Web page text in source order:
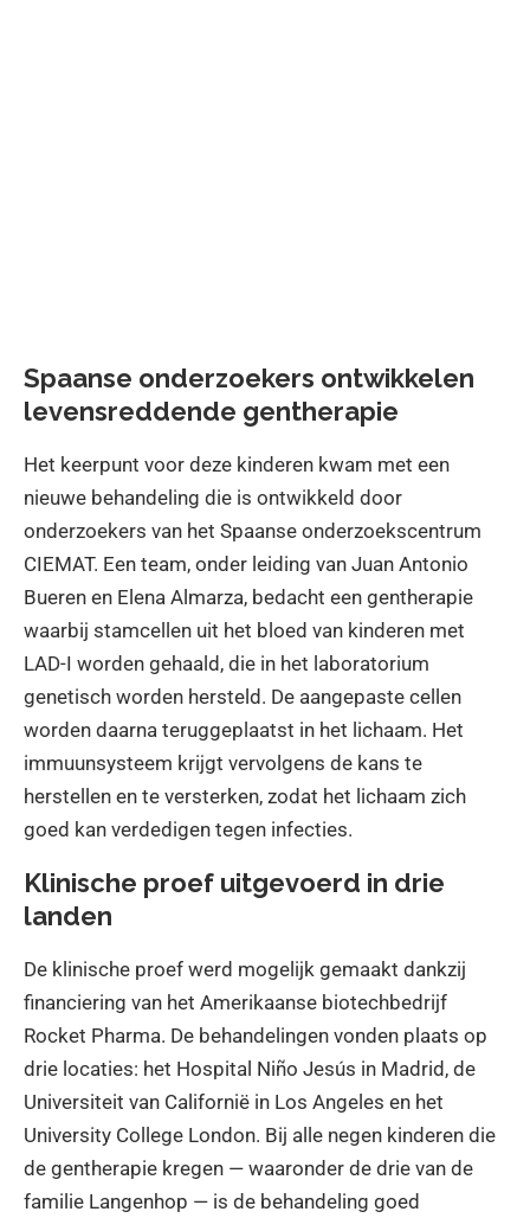
Spaanse onderzoekers ontwikkelen
levensreddende gentherapie
Het keerpunt voor deze kinderen kwam met een
nieuwe behandeling die is ontwikkeld door
onderzoekers van het Spaanse onderzoekscentrum
CIEMAT. Een team, onder leiding van Juan Antonio
Bueren en Elena Almarza, bedacht een gentherapie
waarbij stamcellen uit het bloed van kinderen met
LAD-I worden gehaald, die in het laboratorium
genetisch worden hersteld. De aangepaste cellen
worden daarna teruggeplaatst in het lichaam. Het
immuunsysteem krijgt vervolgens de kans te
herstellen en te versterken, zodat het lichaam zich
goed kan verdedigen tegen infecties.
Klinische proef uitgevoerd in drie
landen
De klinische proef werd mogelijk gemaakt dankzij
financiering van het Amerikaanse biotechbedrijf
Rocket Pharma. De behandelingen vonden plaats op
drie locaties: het Hospital Niño Jesús in Madrid, de
Universiteit van Californië in Los Angeles en het
University College London. Bij alle negen kinderen die
de gentherapie kregen — waaronder de drie van de
familie Langenhop — is de behandeling goed